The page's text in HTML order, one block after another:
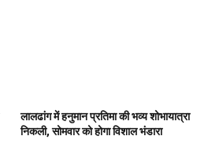
लालढांग में हनुमान प्रतिमा की भव्य शोभायात्रा
निकली, सोमवार को होगा विशाल भंडारा